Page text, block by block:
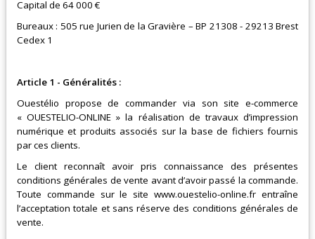
Capital de 64 000 €
Bureaux : 505 rue Jurien de la Gravière – BP 21308 - 29213 Brest
Cedex 1
Article 1 - Généralités :
Ouestélio propose de commander via son site e-commerce
«OUESTELIO-ONLINE » la réalisation de travaux d’impression
numérique et produits associés sur la base de fichiers fournis
par ces clients.
Le client reconnaît avoir pris connaissance des présentes
conditions générales de vente avant d’avoir passé la commande.
Toute commande sur le sitewww.ouestelio-online.fr entraîne
l’acceptation totale et sans réserve des conditions générales de
vente.